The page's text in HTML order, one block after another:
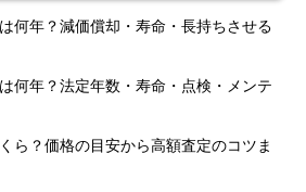
何年？減価償却・寿命・長持ちさせる
何年？法定年数・寿命・点検・メンテ
ら？価格の目安から高額査定のコツま